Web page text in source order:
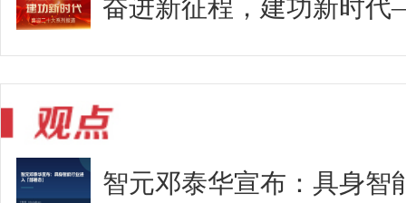
奋进新征程，建功新时
智元邓泰华宣布：具身智